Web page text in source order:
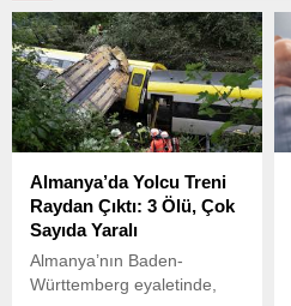
Almanya’da Yolcu Treni
Raydan Çıktı: 3 Ölü, Çok
Sayıda Yaralı
Almanya’nın Baden-
Württemberg eyaletinde,